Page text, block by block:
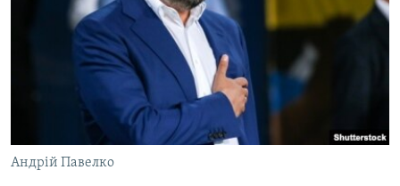
Андрій Павелко